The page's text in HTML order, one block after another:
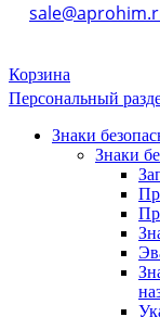
Корзина
Персональный
Знаки
Знаки